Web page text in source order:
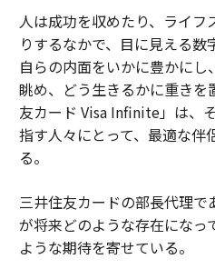
人は成功を収めたり、ライ
りするなかで、目に見える数
自らの内面をいかに豊かに
眺め、どう生きるかに重き
友カード Visa Infinite」は、
指す人々にとって、最適な伴
る。
三井住友カードの部長代理
が将来どのような存在になっ
ような期待を寄せている。